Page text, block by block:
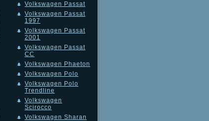
Volkswagen Passat
Volkswagen Passat
1997
Volkswagen Passat
2001
Volkswagen Passat
CC
Volkswagen Phaeton
Volkswagen Polo
Volkswagen Polo
Trendline
Volkswagen
Scirocco
Volkswagen Sharan